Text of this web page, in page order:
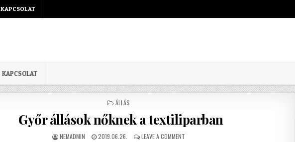
KAPCSOLAT
KAPCSOLAT
POSTED IN
ÁLLÁS
Győr állások nőknek a textiliparban
AUTHOR:
NEMADMIN PUBLISHED DATE:
2019.06.26. LEAVE A COMMENTON GYŐR ÁLLÁSOK NŐKNEK A TEXTILIPARBAN